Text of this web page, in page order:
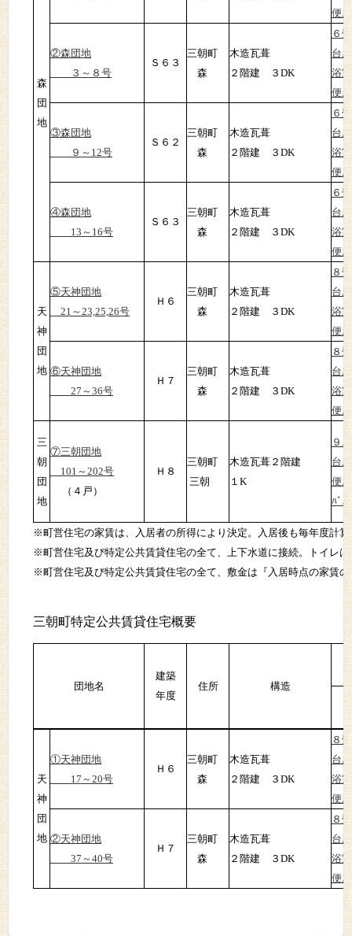
森
団
地
便
②森団地
３～８号
Ｓ６３
三朝町
森
木造瓦葺
２階建 ３DK
６
台
浴
便
③森団地
９～12号
Ｓ６２
三朝町
森
木造瓦葺
２階建 ３DK
６
台
浴
便
④森団地
13～16号
Ｓ６３
三朝町
森
木造瓦葺
２階建 ３DK
６
台
浴
便
天
神
団
地
⑤天神団地
21～23,25,26号
Ｈ６
三朝町
森
木造瓦葺
２階建 ３DK
８
台
浴
便
⑥天神団地
27～36号
Ｈ７
三朝町
森
木造瓦葺
２階建 ３DK
８
台
浴
便
三
朝
団
地
⑦三朝団地
101～202号
（４戸）
Ｈ８
三朝町
三朝
木造瓦葺 ２階建
１K
９.
台
便
ﾊﾞﾙ
※町営住宅の家賃は、入居者の所得により決定。入居後も毎年度計
※町営住宅及び特定公共賃貸住宅の全て、上下水道に接続。トイレ
※町営住宅及び特定公共賃貸住宅の全て、敷金は『入居時点の家賃
三朝町特定公共賃貸住宅概要
団地名
建築
年度
住所 構造
天
神
団
地
①天神団地
17～20号
Ｈ６
三朝町
森
木造瓦葺
２階建 ３DK
８
台
浴
便
②天神団地
37～40号
Ｈ７
三朝町
森
木造瓦葺
２階建 ３DK
８
台
浴
便